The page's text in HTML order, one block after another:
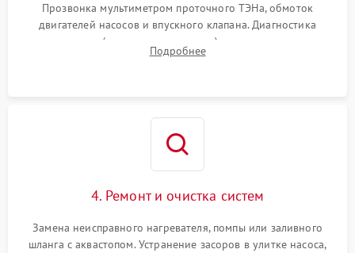
Прозвонка мультиметром проточного ТЭНа, обмоток
двигателей насосов и впускного клапана. Диагностика
прессостата (датчика уровня воды), датчика мутности,
концевика дверцы и электронного модуля управления.
Подробнее
4. Ремонт и очистка систем
Замена неисправного нагревателя, помпы или заливного
шланга с аквастопом. Устранение засоров в улитке насоса,